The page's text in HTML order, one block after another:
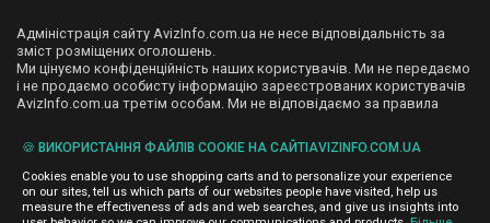
Адміністрація сайту AvizInfo.com.ua не несе відповідальність за
зміст розміщених оголошень.
Ми цінуємо конфіденційність наших користувачів. Ми не передаємо
і не продаємо особисту інформацію зареєстрованих користувачів
AvizInfo.com.ua третім особам. Ми не відповідаємо за правила
деяких сторінках нашого сайту представлена реклама Google
Adsense Advertising Network. Щоб дізнатися детальніше про
правила конфіденційності Googleнатисніть тут.
🍪 ВИКОРИСТАННЯ ФАЙЛІВ COOKIE НА САЙТІAVIZINFO.COM.UA
Cookies enable you to use shopping carts and to personalize your experience
on our sites, tell us which parts of our websites people have visited, help us
measure the effectiveness of ads and web searches, and give us insights into